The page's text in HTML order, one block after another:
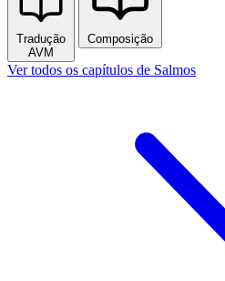
Tradução
AVM
Composição
Ver todos os capítulos de Salmos